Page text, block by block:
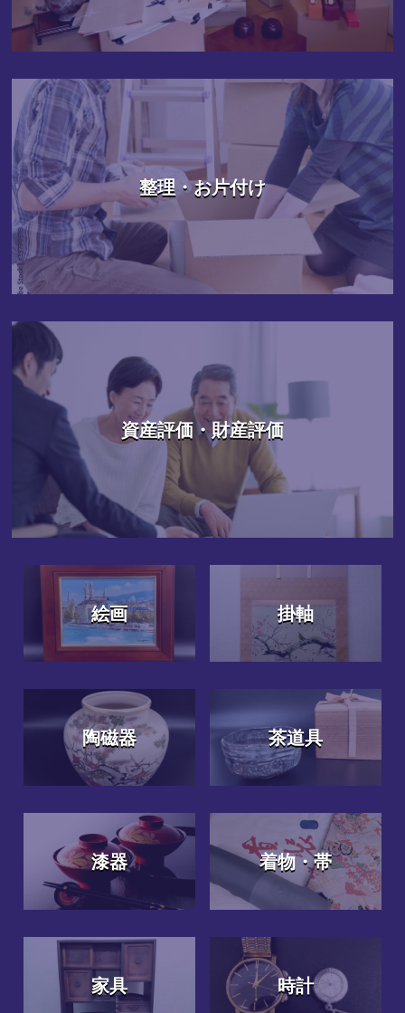
整理・お片付け
資産評価・財産評価
絵画 掛軸
陶磁器 茶道具
漆器 着物・帯
家具 時計